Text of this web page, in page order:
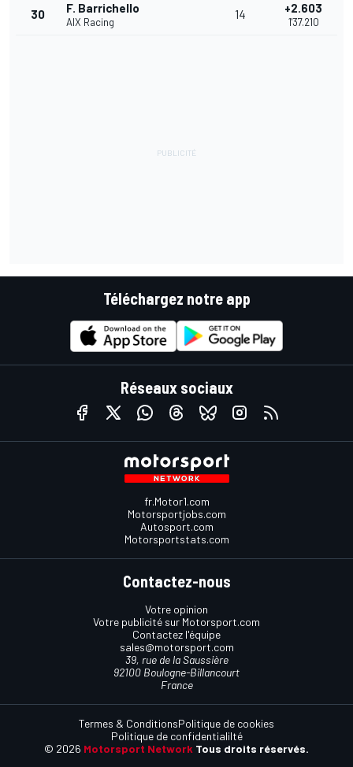
30 F. Barrichello
AIX Racing
14 +2.603
1'37.210
Téléchargez notre app
Réseaux sociaux
fr.Motor1.com
Motorsportjobs.com
Autosport.com
Motorsportstats.com
Contactez-nous
Votre opinion
Votre publicité sur Motorsport.com
Contactez l'équipe
sales@motorsport.com
39, rue de la Saussière
92100 Boulogne-Billancourt
France
© 2026 Motorsport Network Tous droits réservés.
Termes & ConditionsPolitique de cookies
Politique de confidentialilté